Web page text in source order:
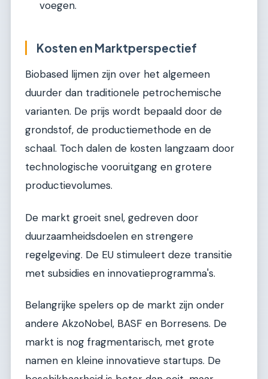
voegen.
Kosten en Marktperspectief
Biobased lijmen zijn over het algemeen
duurder dan traditionele petrochemische
varianten. De prijs wordt bepaald door de
grondstof, de productiemethode en de
schaal. Toch dalen de kosten langzaam door
technologische vooruitgang en grotere
productievolumes.
De markt groeit snel, gedreven door
duurzaamheidsdoelen en strengere
regelgeving. De EU stimuleert deze transitie
met subsidies en innovatieprogramma's.
Belangrijke spelers op de markt zijn onder
andere AkzoNobel, BASF en Borresens. De
markt is nog fragmentarisch, met grote
namen en kleine innovatieve startups. De